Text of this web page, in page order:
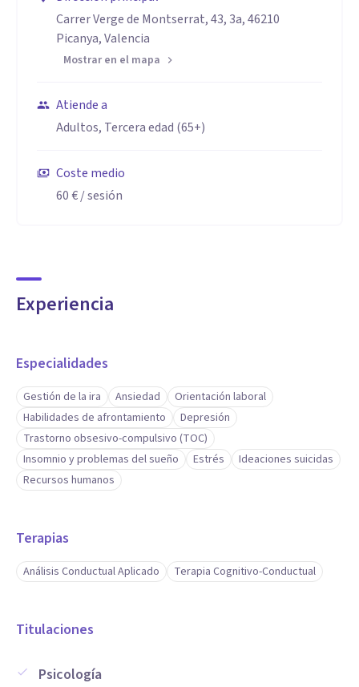
Carrer Verge de Montserrat, 43, 3a, 46210
Picanya, Valencia
Mostrar en el mapa
Atiende a
Adultos, Tercera edad (65+)
Coste medio
60 €/ sesión
Experiencia
Especialidades
Gestión de la ira Ansiedad
Orientación laboral
Habilidades de afrontamiento
Depresión
Trastorno obsesivo-compulsivo (TOC)
Insomnio y problemas del sueño
Estrés
Ideaciones suicidas
Recursos humanos
Terapias
Análisis Conductual Aplicado Terapia Cognitivo-Conductual
Titulaciones
Psicología